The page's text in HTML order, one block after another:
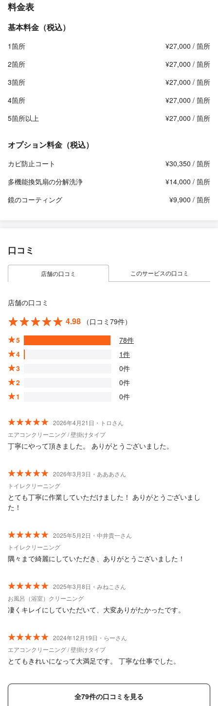
料金表
基本料金（税込）
1箇所
¥27,000 / 箇所
2箇所
¥27,000 / 箇所
3箇所
¥27,000 / 箇所
4箇所
¥27,000 / 箇所
5箇所以上
¥27,000 / 箇所
オプション料金（税込）
カビ防止コート
¥30,350 / 箇所
多機能換気扇の分解洗浄
¥14,000 / 箇所
鏡のコーティング
¥9,900 / 箇所
口コミ
店舗の口コミ このサービスの口コミ
店舗の口コミ
4.98
（口コミ79件）
5
78件
4
1件
3
0件
2
0件
1
0件
2026年4月21日・トロさん
エアコンクリーニング / 壁掛けタイプ
丁寧にやって頂きました。 ありがとうございました。
2026年3月3日・あああさん
トイレクリーニング
とても丁寧に作業していただけました！ ありがとうございまし
た！
2025年5月2日・中井貴一さん
トイレクリーニング
隅々まで綺麗にしていただき、ありがとうございました！
2025年3月8日・みねこさん
お風呂（浴室）クリーニング
凄くキレイにしていただいて、大変ありがたかったです。
2024年12月19日・らーさん
エアコンクリーニング / 壁掛けタイプ
とてもきれいになって大満足です。 丁寧な仕事でした。
全79件の口コミを見る